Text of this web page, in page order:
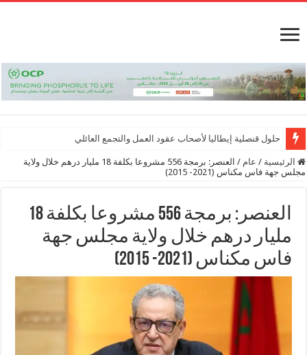
حلول قنصلية إيطاليا لأصحاب عقود العمل والتجمع العائلي
الرئيسية / عام /
العنصر: برمجة 556 مشروعا بكلفة 18 مليار درهم خلال ولاية
مجلس جهة فاس مكناس (2021- 2015)
العنصر: برمجة 556 مشروعا بكلفة 18
مليار درهم خلال ولاية مجلس جهة
فاس مكناس (2021- 2015)